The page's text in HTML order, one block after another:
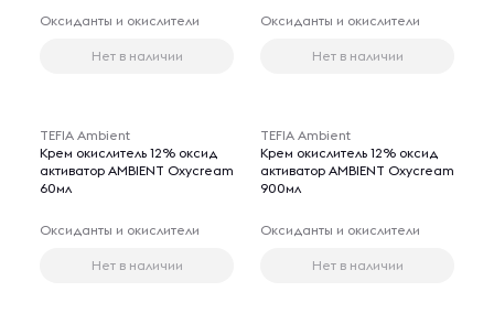
Оксиданты и окислители
Нет в наличии
Оксиданты и окислители
Нет в наличии
TEFIA Ambient
Крем окислитель 12% оксид
активатор AMBIENT Oxycream
60мл
Оксиданты и окислители
Нет в наличии
TEFIA Ambient
Крем окислитель 12% оксид
активатор AMBIENT Oxycream
900мл
Оксиданты и окислители
Нет в наличии